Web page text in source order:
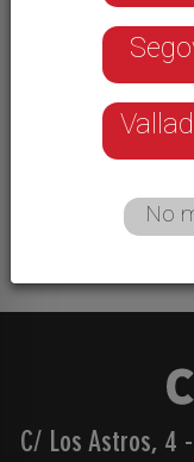
26/05/2026
Los libros, pese
muchas veces
terminamos de
que, además de
en riesgo de
C/ Los Astros, 4
No